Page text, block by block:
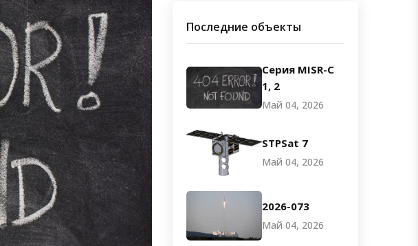
Последние объекты
Серия MISR-C
1, 2
Май 04, 2026
STPSat 7
Май 04, 2026
2026-073
Май 04, 2026